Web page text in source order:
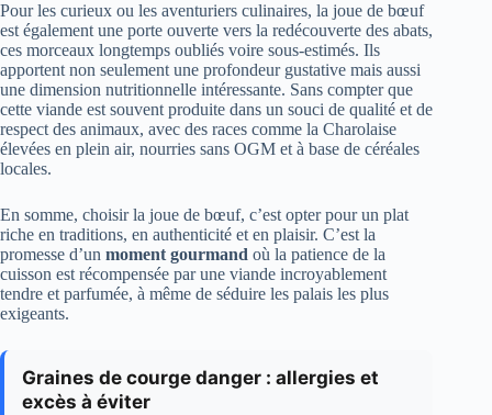
Pour les curieux ou les aventuriers culinaires, la joue de bœuf
est également une porte ouverte vers la redécouverte des abats,
ces morceaux longtemps oubliés voire sous-estimés. Ils
apportent non seulement une profondeur gustative mais aussi
une dimension nutritionnelle intéressante. Sans compter que
cette viande est souvent produite dans un souci de qualité et de
respect des animaux, avec des races comme la Charolaise
élevées en plein air, nourries sans OGM et à base de céréales
locales.
En somme, choisir la joue de bœuf, c’est opter pour un plat
riche en traditions, en authenticité et en plaisir. C’est la
promesse d’un moment gourmand où la patience de la
cuisson est récompensée par une viande incroyablement
tendre et parfumée, à même de séduire les palais les plus
exigeants.
Graines de courge danger : allergies et
excès à éviter